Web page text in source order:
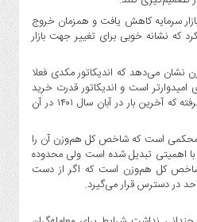
سرمایه کاهش یافت و همزمان خروج
که نشانه خوبی برای تغییر جهت بازار
می‌دهد که اندیکاتور مکدی فعلا
است و اندیکاتور قدرت خرید
نسبی در محدوده حمایتی قرار گرفته که آخرین بار در آبان سال ۱۴۰۱ در آن
حمایت محکمی است که شاخص کل هم‌وزن آن را
اهمیتی تبدیل شده است ولی محدوده
شاخص کل هم‌وزن است که اگر از دست